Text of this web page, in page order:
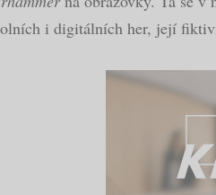
i digitálních her, její